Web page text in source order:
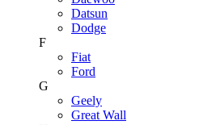
Datsun
Dodge
F
Fiat
Ford
G
Geely
Great Wall